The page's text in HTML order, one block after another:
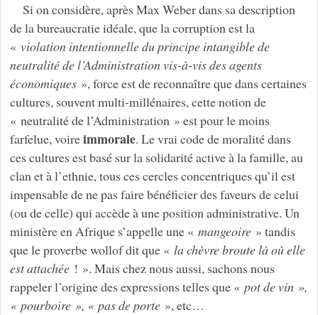
Si on considère, après Max Weber dans sa description
de la bureaucratie idéale, que la corruption est la
« violation intentionnelle du principe intangible de
neutralité de l’Administration vis-à-vis des agents
économiques», force est de reconnaître que dans certaines
cultures, souvent multi-millénaires, cette notion de
« neutralité de l’Administration » est pour le moins
farfelue, voireimmorale. Le vrai code de moralité dans
ces cultures est basé sur la solidarité active à la famille, au
clan et à l’ethnie, tous ces cercles concentriques qu’il est
impensable de ne pas faire bénéficier des faveurs de celui
(ou de celle) qui accède à une position administrative. Un
ministère en Afrique s’appelle une « mangeoire» tandis
que le proverbe wollof dit que « la chèvre broute là où elle
est attachée! ». Mais chez nous aussi, sachons nous
rappeler l’origine des expressions telles que « pot de vin »,
« pourboire », « pas de porte», etc…